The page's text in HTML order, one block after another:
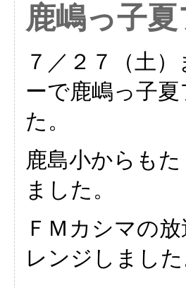
鹿嶋っ子
７／２７（土
ーで鹿嶋っ子
た。
鹿島小からも
ました。
ＦＭカシマの
レンジしまし